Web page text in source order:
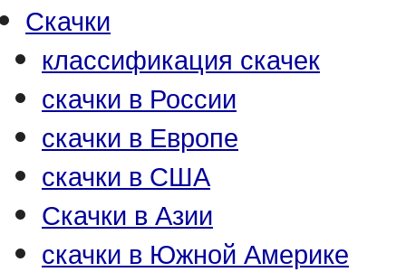
Скачки
классификация скачек
скачки в России
скачки в Европе
скачки в США
Скачки в Азии
скачки в Южной Америке